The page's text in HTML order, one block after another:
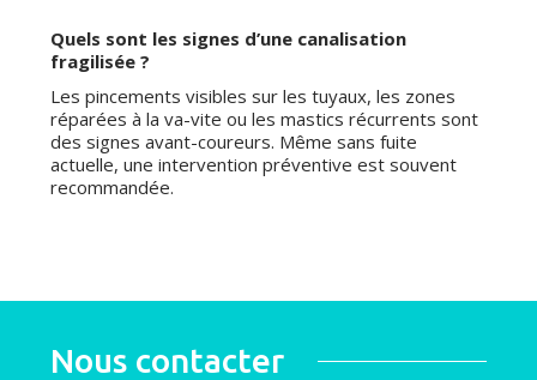
Quels sont les signes d’une canalisation
fragilisée ?
Les pincements visibles sur les tuyaux, les zones
réparées à la va-vite ou les mastics récurrents sont
des signes avant-coureurs. Même sans fuite
actuelle, une intervention préventive est souvent
recommandée.
Nous contacter